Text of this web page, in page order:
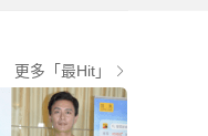
更多「最Hit」